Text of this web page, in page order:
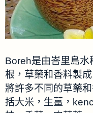
Boreh是由峇里島水
根，草藥和香料製
將許多不同的草藥
括大米，生薑，